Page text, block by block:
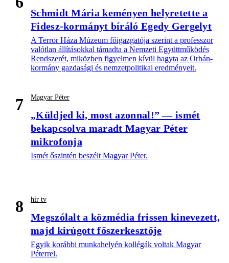
Schmidt Mária keményen helyretette a
Fidesz-kormányt bíráló Egedy Gergelyt
A Terror Háza Múzeum főigazgatója szerint a professzor
valótlan állításokkal támadta a Nemzeti Együttműködés
Rendszerét, miközben figyelmen kívül hagyta az Orbán-
kormány gazdasági és nemzetpolitikai eredményeit.
7 Magyar Péter
„Küldjed ki, most azonnal!” — ismét
bekapcsolva maradt Magyar Péter
mikrofonja
Ismét őszintén beszélt Magyar Péter.
8 hír tv
Megszólalt a közmédia frissen kinevezett,
majd kirúgott főszerkesztője
Egyik korábbi munkahelyén kollégák voltak Magyar
Péterrel.